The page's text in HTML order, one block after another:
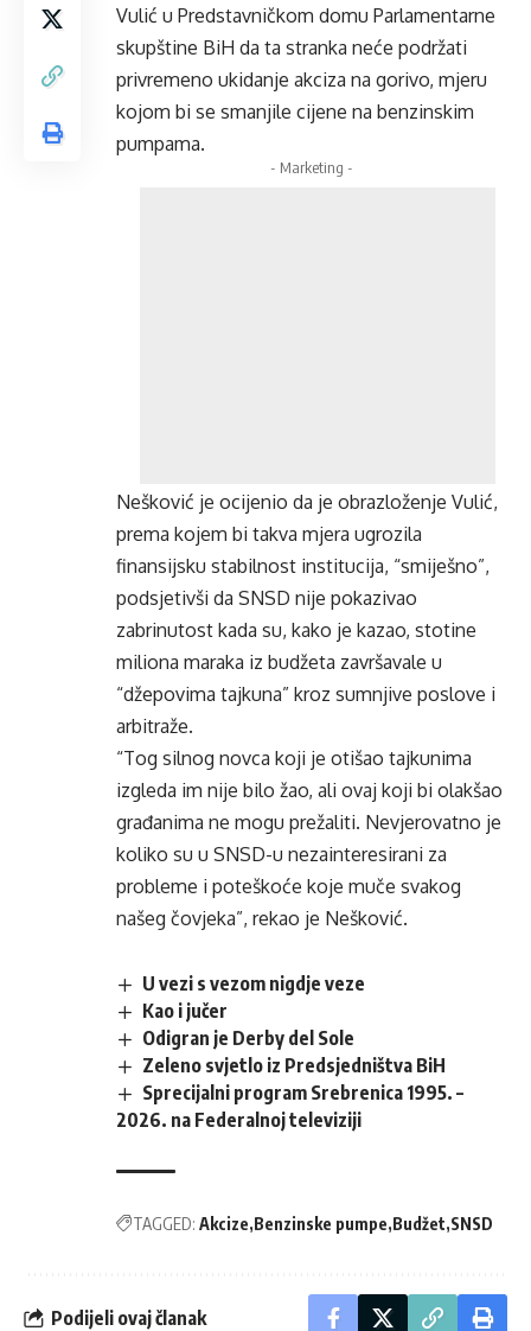
Vulić u Predstavničkom domu Parlamentarne
skupštine BiH da ta stranka neće podržati
privremeno ukidanje akciza na gorivo, mjeru
kojom bi se smanjile cijene na benzinskim
pumpama.
- Marketing -
Nešković je ocijenio da je obrazloženje Vulić,
prema kojem bi takva mjera ugrozila
finansijsku stabilnost institucija, “smiješno”,
podsjetivši da SNSD nije pokazivao
zabrinutost kada su, kako je kazao, stotine
miliona maraka iz budžeta završavale u
“džepovima tajkuna” kroz sumnjive poslove i
arbitraže.
“Tog silnog novca koji je otišao tajkunima
izgleda im nije bilo žao, ali ovaj koji bi olakšao
građanima ne mogu prežaliti. Nevjerovatno je
koliko su u SNSD-u nezainteresirani za
probleme i poteškoće koje muče svakog
našeg čovjeka”, rekao je Nešković.
U vezi s vezom nigdje veze
Kao i jučer
Odigran je Derby del Sole
Zeleno svjetlo iz Predsjedništva BiH
Sprecijalni program Srebrenica 1995. –
2026. na Federalnoj televiziji
TAGGED: Akcize Benzinske pumpe Budžet SNSD
Podijeli ovaj članak